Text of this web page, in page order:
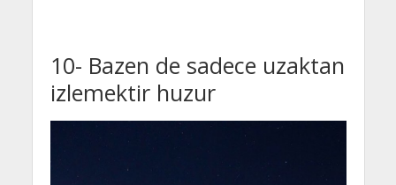
10- Bazen de sadece uzaktan
izlemektir huzur